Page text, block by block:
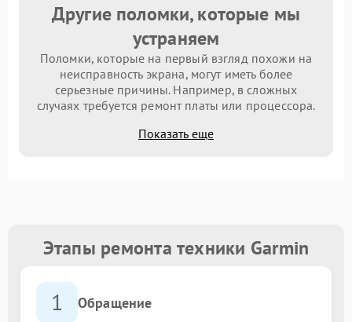
Другие поломки, которые мы
устраняем
Поломки, которые на первый взгляд похожи на
неисправность экрана, могут иметь более
серьезные причины. Например, в сложных
случаях требуется ремонт платы или процессора.
Показать еще
Этапы ремонта техники Garmin
1 Обращение